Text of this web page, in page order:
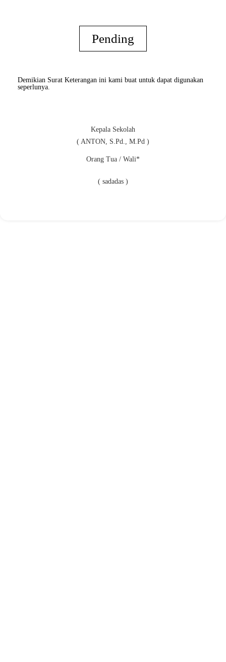
Pending
Demikian Surat Keterangan ini kami buat untuk dapat digunakan
seperlunya.
Kepala Sekolah
( ANTON, S.Pd., M.Pd )
Orang Tua / Wali*
( sadadas )